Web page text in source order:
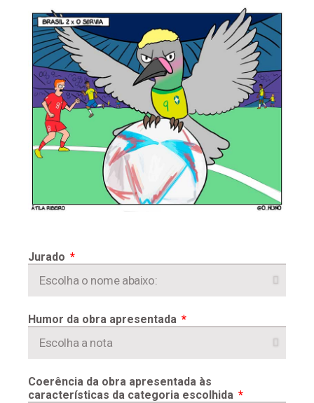
Jurado
Humor da obra apresentada
Coerência da obra apresentada às
características da categoria escolhida